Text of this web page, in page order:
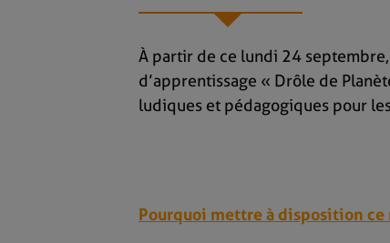
À partir de ce lundi 24
d’apprentissage « Drôle de
ludiques et pédagogiques pour
Pourquoi mettre à disposition